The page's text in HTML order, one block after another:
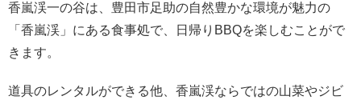
香嵐渓一の谷は、豊田市足助の自然豊かな環境が魅力の
「香嵐渓」にある食事処で、日帰りBBQを楽しむことがで
きます。
道具のレンタルができる他、香嵐渓ならではの山菜やジビ